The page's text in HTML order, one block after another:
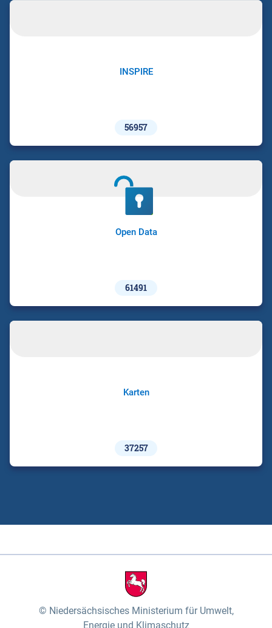
INSPIRE
56957
Open Data
61491
Karten
37257
Niedersächsisches Ministerium für Umwelt,
Energie und Klimaschutz